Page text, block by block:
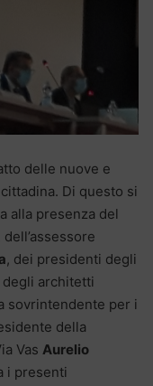
delle nuove e
Di questo si
alla presenza del
dell’assessore
, dei presidenti degli
architetti
sovrintendente per i
della
Vas Aurelio
i presenti